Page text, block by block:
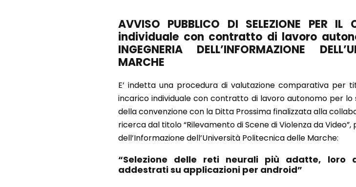
AVVISO PUBBLICO DI SELEZIONE PER IL
individuale con contratto di lavoro
INGEGNERIA DELL’INFORMAZIONE
MARCHE
E’ indetta una procedura di valutazione comparativa per
incarico individuale con contratto di lavoro autonomo per
della convenzione con la Ditta Prossima finalizzata alla
ricerca dal titolo “Rilevamento di Scene di Violenza da
dell’Informazione dell’Università Politecnica delle Marche:
“Selezione delle reti neurali più adatte, loro
addestrati su applicazioni per android”